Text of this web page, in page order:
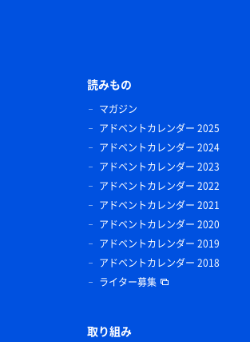
読みもの
マガジン
アドベントカレンダー 2025
アドベントカレンダー 2024
アドベントカレンダー 2023
アドベントカレンダー 2022
アドベントカレンダー 2021
アドベントカレンダー 2020
アドベントカレンダー 2019
アドベントカレンダー 2018
ライター募集
取り組み